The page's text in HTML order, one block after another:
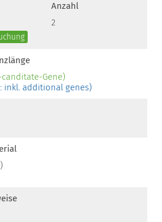
Anzahl
2
Gene)
inkl. additional genes)